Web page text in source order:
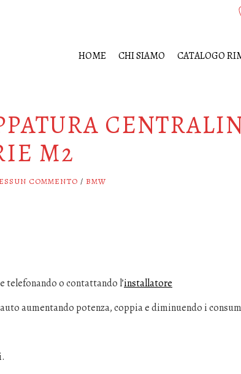
HOME CHI SIAMO CATALOGO
M2
COMMENTO / BMW
telefonando o contattando l’installatore
aumentando potenza, coppia e diminuendo i